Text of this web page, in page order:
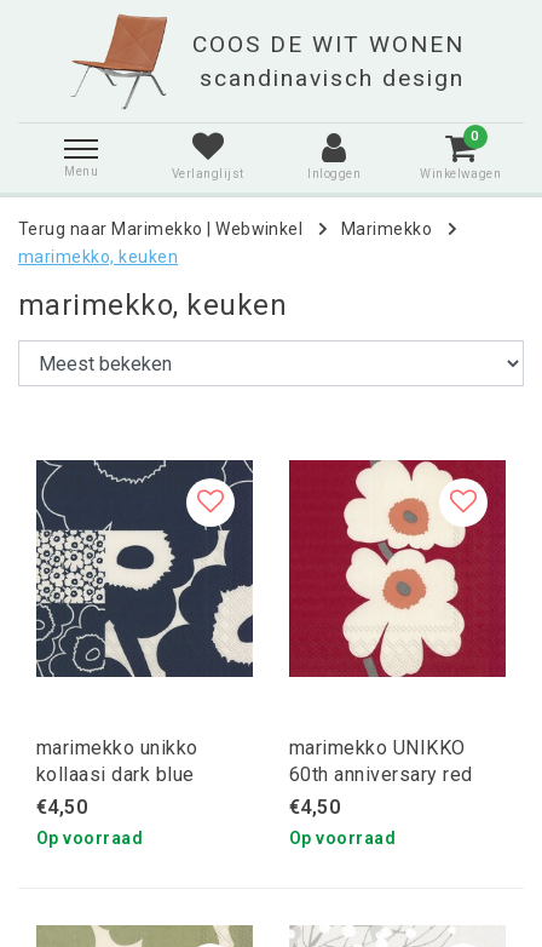
Menu Verlanglijst Inloggen
0
Winkelwagen
Terug naar Marimekko |Webwinkel
Marimekko
marimekko, keuken
marimekko, keuken
marimekko unikko
kollaasi dark blue
servetten
€4,50
Op voorraad
marimekko UNIKKO
60th anniversary red
servetten
€4,50
Op voorraad